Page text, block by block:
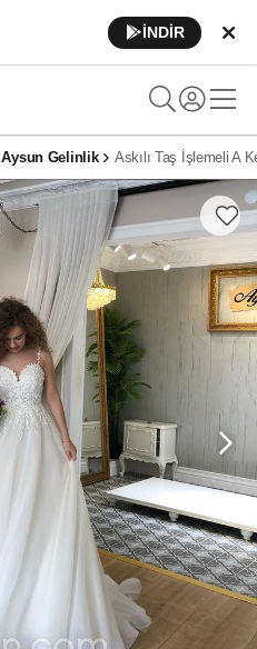
İNDİR
Aysun Gelinlik Askılı Taş İşlemeli A